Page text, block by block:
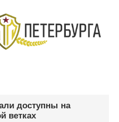
доступны на
ветках